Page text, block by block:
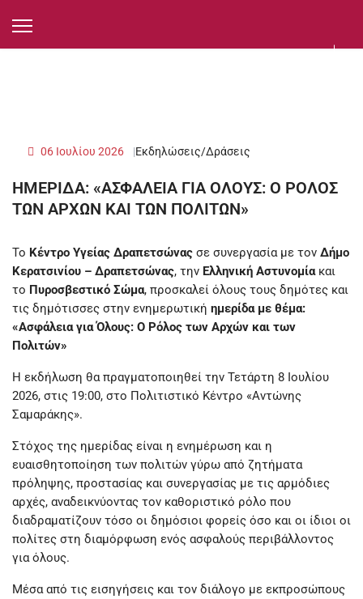
Εκδηλώσεις/Δράσεις
06 Ιουλίου 2026
ΗΜΕΡΙΔΑ: «ΑΣΦΑΛΕΙΑ ΓΙΑ ΟΛΟΥΣ: Ο ΡΟΛΟΣ
ΤΩΝ ΑΡΧΩΝ ΚΑΙ ΤΩΝ ΠΟΛΙΤΩΝ»
Το Κέντρο Υγείας Δραπετσώνας σε συνεργασία με τον Δήμο
Κερατσινίου – Δραπετσώνας, την Ελληνική Αστυνομίακαι
το Πυροσβεστικό Σώμα, προσκαλεί όλους τους δημότες και
τις δημότισσες στην ενημερωτική ημερίδα με θέμα:
«Ασφάλεια για Όλους: Ο Ρόλος των Αρχών και των
Πολιτών»
Η εκδήλωση θα πραγματοποιηθεί την Τετάρτη 8 Ιουλίου
2026, στις 19:00, στο Πολιτιστικό Κέντρο «Αντώνης
Σαμαράκης».
Στόχος της ημερίδας είναι η ενημέρωση και η
ευαισθητοποίηση των πολιτών γύρω από ζητήματα
πρόληψης, προστασίας και συνεργασίας με τις αρμόδιες
αρχές, αναδεικνύοντας τον καθοριστικό ρόλο που
διαδραματίζουν τόσο οι δημόσιοι φορείς όσο και οι ίδιοι οι
πολίτες στη διαμόρφωση ενός ασφαλούς περιβάλλοντος
για όλους.
Μέσα από τις εισηγήσεις και τον διάλογο με εκπροσώπους